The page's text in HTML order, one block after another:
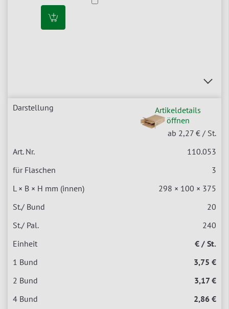
Artikeldetails
öffnen
ab 2,27 € / St.
110.053
3
298 × 100 × 375
20
240
€ / St.
3,75 €
3,17 €
2,86 €